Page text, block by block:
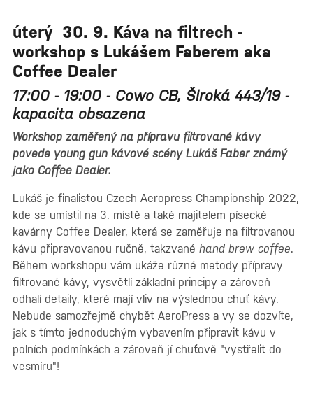
úterý 30. 9. Káva na filtrech -
workshop s Lukášem Faberem aka
Coffee Dealer
17:00 - 19:00 - Cowo CB, Široká 443/19 -
kapacita obsazena
Workshop zaměřený na přípravu filtrované kávy
povede young gun kávové scény Lukáš Faber známý
jako Coffee Dealer.
Lukáš je finalistou Czech Aeropress Championship 2022,
kde se umístil na 3. místě a také majitelem písecké
kavárny Coffee Dealer, která se zaměřuje na filtrovanou
kávu připravovanou ručně, takzvané hand brew coffee.
Během workshopu vám ukáže různé metody přípravy
filtrované kávy, vysvětlí základní principy a zároveň
odhalí detaily, které mají vliv na výslednou chuť kávy.
Nebude samozřejmě chybět AeroPress a vy se dozvíte,
jak s tímto jednoduchým vybavením připravit kávu v
polních podmínkách a zároveň jí chuťově "vystřelit do
vesmíru"!